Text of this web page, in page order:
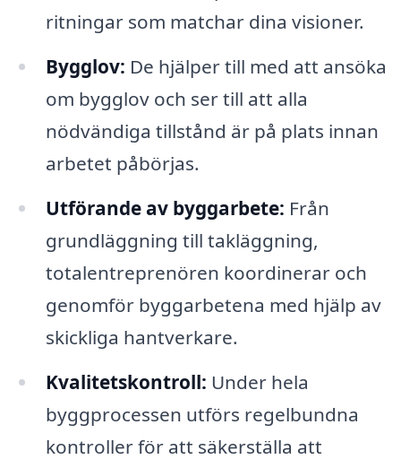
ritningar som matchar dina visioner.
Bygglov: De hjälper till med att ansöka
om bygglov och ser till att alla
nödvändiga tillstånd är på plats innan
arbetet påbörjas.
Utförande av byggarbete: Från
grundläggning till takläggning,
totalentreprenören koordinerar och
genomför byggarbetena med hjälp av
skickliga hantverkare.
Kvalitetskontroll: Under hela
byggprocessen utförs regelbundna
kontroller för att säkerställa att